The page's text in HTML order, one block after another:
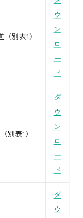
別表1）
ウ
ン
ロ
ー
ド
別表1）
ダ
ウ
ン
ロ
ー
ド
ダ
ウ